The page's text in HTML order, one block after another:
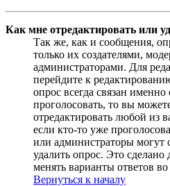
Как мне отредактировать или
Так же, как и сообщения,
только их создателями,
администраторами. Для
перейдите к
опрос всегда связан
проголосовать, то вы
отредактировать любой из
если кто-то уже
или администраторы могут
удалить опрос. Это сделано
менять варианты ответов
Вернуться к началу